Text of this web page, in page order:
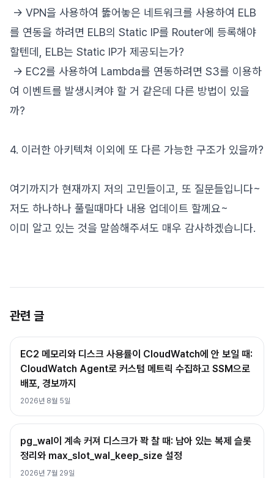
-> VPN을 사용하여 뚫어놓은 네트워크를 사용하여 ELB
를 연동을 하려면 ELB의 Static IP를 Router에 등록해야
할텐데, ELB는 Static IP가 제공되는가?
-> EC2를 사용하여 Lambda를 연동하려면 S3를 이용하
여 이벤트를 발생시켜야 할 거 같은데 다른 방법이 있을
까?
4. 이러한 아키텍쳐 이외에 또 다른 가능한 구조가 있을까?
여기까지가 현재까지 저의 고민들이고, 또 질문들입니다~
저도 하나하나 풀릴때마다 내용 업데이트 할께요~
이미 알고 있는 것을 말씀해주셔도 매우 감사하겠습니다.
관련 글
EC2 메모리와 디스크 사용률이 CloudWatch에 안 보일 때:
CloudWatch Agent로 커스텀 메트릭 수집하고 SSM으로
배포, 경보까지
2026년 8월 5일
pg_wal이 계속 커져 디스크가 꽉 찰 때: 남아 있는 복제 슬롯
정리와 max_slot_wal_keep_size 설정
2026년 7월 29일